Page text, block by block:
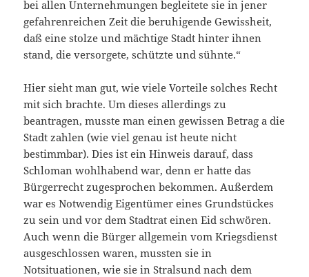
bei allen Unternehmungen begleitete sie in jener
gefahrenreichen Zeit die beruhigende Gewissheit,
daß eine stolze und mächtige Stadt hinter ihnen
stand, die versorgete, schützte und sühnte.“
Hier sieht man gut, wie viele Vorteile solches Recht
mit sich brachte. Um dieses allerdings zu
beantragen, musste man einen gewissen Betrag a die
Stadt zahlen (wie viel genau ist heute nicht
bestimmbar). Dies ist ein Hinweis darauf, dass
Schloman wohlhabend war, denn er hatte das
Bürgerrecht zugesprochen bekommen. Außerdem
war es Notwendig Eigentümer eines Grundstückes
zu sein und vor dem Stadtrat einen Eid schwören.
Auch wenn die Bürger allgemein vom Kriegsdienst
ausgeschlossen waren, mussten sie in
Notsituationen, wie sie in Stralsund nach dem